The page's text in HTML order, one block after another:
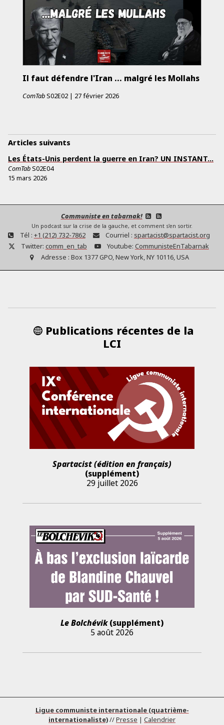
Il faut défendre l'Iran ... malgré les Mollahs
ComTabS02E02 | 27 février 2026
Articles suivants
Les États-Unis perdent la guerre en Iran? UN INSTANT...
ComTabS02E04
15 mars 2026
Communiste en tabarnak!
Un podcast sur la crise de la gauche, et comment s'en sortir.
Tél : +1 (212) 732-7862 Courriel : spartacist@spartacist.org
Twitter: comm_en_tab Youtube: CommunisteEnTabarnak
Adresse : Box 1377 GPO, New York, NY 10116, USA
Publications récentes de la
LCI
Spartacist (édition en français)
(supplément)
29 juillet 2026
Le Bolchévik(supplément)
5 août 2026
Ligue communiste internationale (quatrième-
internationaliste)//Presse | Calendrier